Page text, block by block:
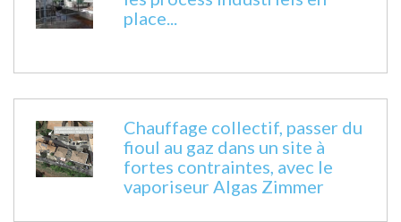
place...
Chauffage collectif, passer du
fioul au gaz dans un site à
fortes contraintes, avec le
vaporiseur Algas Zimmer